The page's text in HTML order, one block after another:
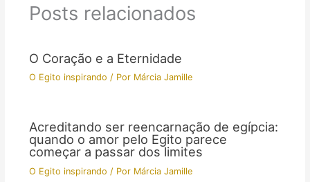
Posts relacionados
O Coração e a Eternidade
O Egito inspirando / Por Márcia Jamille
Acreditando ser reencarnação de egípcia:
quando o amor pelo Egito parece
começar a passar dos limites
O Egito inspirando / Por Márcia Jamille